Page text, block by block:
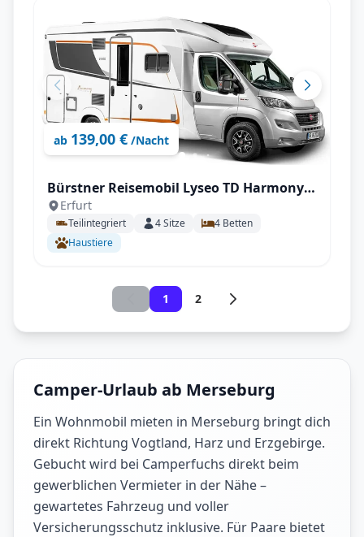
ab 139,00 € /Nacht
Bürstner Reisemobil Lyseo TD Harmony
644 G mit Hecksitzgruppe
Erfurt
Teilintegriert 4Sitze 4 Betten
Haustiere
1 2
Camper-Urlaub ab Merseburg
Ein Wohnmobil mieten in Merseburg bringt dich
direkt Richtung Vogtland, Harz und Erzgebirge.
Gebucht wird bei Camperfuchs direkt beim
gewerblichen Vermieter in der Nähe –
gewartetes Fahrzeug und voller
Versicherungsschutz inklusive. Für Paare bietet